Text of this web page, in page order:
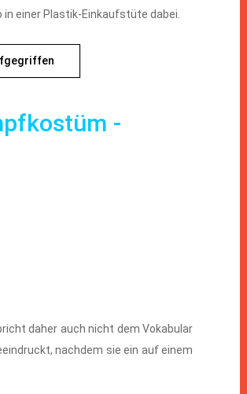
einer Plastik-Einkaufstüte dabei.
-
daher auch nicht dem Vokabular
nachdem sie ein auf einem